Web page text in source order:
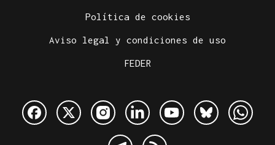
Política de cookies
Aviso legal y condiciones de uso
FEDER